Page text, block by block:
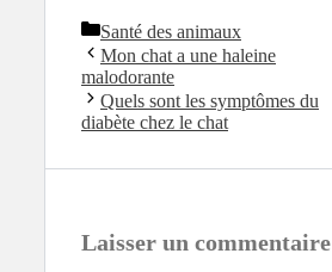
Catégories
Santé des animaux
Mon chat a une haleine
malodorante
Quels sont les symptômes du
diabète chez le chat
Laisser un commentaire